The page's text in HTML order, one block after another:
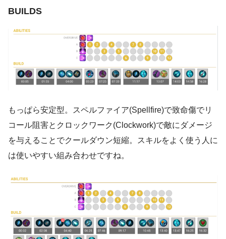
BUILDS
もっぱら安定型。スペルファイア(Spellfire)で致命傷でリ
コール阻害とクロックワーク(Clockwork)で敵にダメージ
を与えることでクールダウン短縮。スキルをよく使う人に
は使いやすい組み合わせですね。